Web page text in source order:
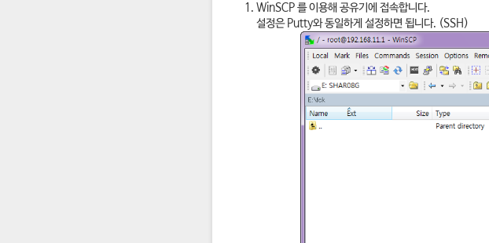
WinSCP 를 이용해 공유기에 접속합니다.
설정은 Putty와 동일하게 설정하면 됩니다. (SSH)